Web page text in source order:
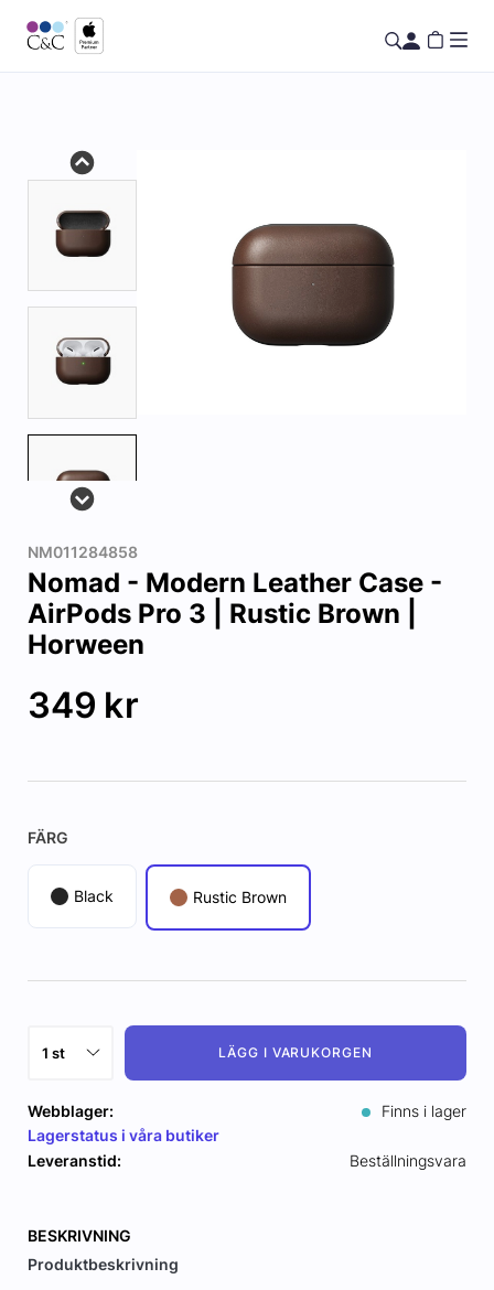
NM011284858
Nomad - Modern Leather Case -
AirPods Pro 3 | Rustic Brown |
Horween
349 kr
FÄRG
Black Rustic Brown
LÄGG I VARUKORGEN
Webblager:
Finns i lager
Lagerstatus i våra butiker
Leveranstid:
Beställningsvara
BESKRIVNING
Produktbeskrivning